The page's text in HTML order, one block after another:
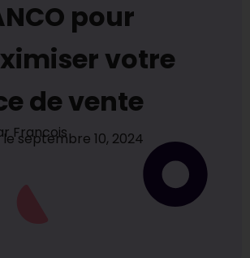
pour
votre
de vente
Francois
septembre 10, 2024